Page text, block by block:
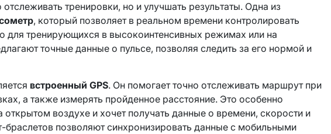
тренировки, но и улучшать результаты. Одна из
, который позволяет в реальном времени контролировать
для тренирующихся в высокоинтенсивных режимах или на
точные данные о пульсе, позволяя следить за его нормой и
встроенный GPS. Он помогает точно отслеживать маршрут при
а также измерять пройденное расстояние. Это особенно
открытом воздухе и хочет получать данные о времени, скорости и
позволяют синхронизировать данные с мобильными